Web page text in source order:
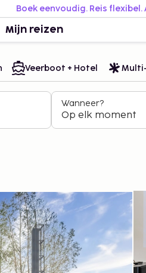
Boek eenvoudig. Reis
Mijn reizen
Veerboot + Hotel
Wanneer?
Op elk moment